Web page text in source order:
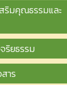
ริมคุณธรรมและ
ริยธรรม
าร